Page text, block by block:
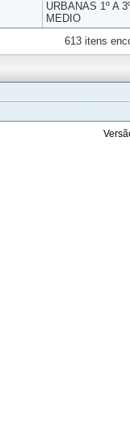
URBANAS 1º A
MEDIO
613 itens